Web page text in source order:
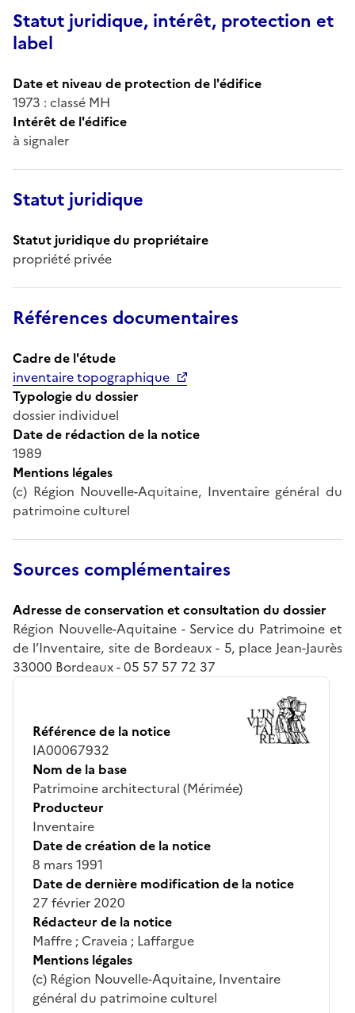
Statut juridique, intérêt, protection et
label
Date et niveau de protection de l'édifice
1973 : classé MH
Intérêt de l'édifice
à signaler
Statut juridique
Statut juridique du propriétaire
propriété privée
Références documentaires
Cadre de l'étude
inventaire topographique
Typologie du dossier
dossier individuel
Date de rédaction de la notice
1989
Mentions légales
(c) Région Nouvelle-Aquitaine, Inventaire général du
patrimoine culturel
Sources complémentaires
Adresse de conservation et consultation du dossier
Région Nouvelle-Aquitaine - Service du Patrimoine et
de l’Inventaire, site de Bordeaux - 5, place Jean-Jaurès
33000 Bordeaux - 05 57 57 72 37
Référence de la notice
IA00067932
Nom de la base
Patrimoine architectural (Mérimée)
Producteur
Inventaire
Date de création de la notice
8 mars 1991
Date de dernière modification de la notice
27 février 2020
Rédacteur de la notice
Maffre ; Craveia ; Laffargue
Mentions légales
(c) Région Nouvelle-Aquitaine, Inventaire
général du patrimoine culturel